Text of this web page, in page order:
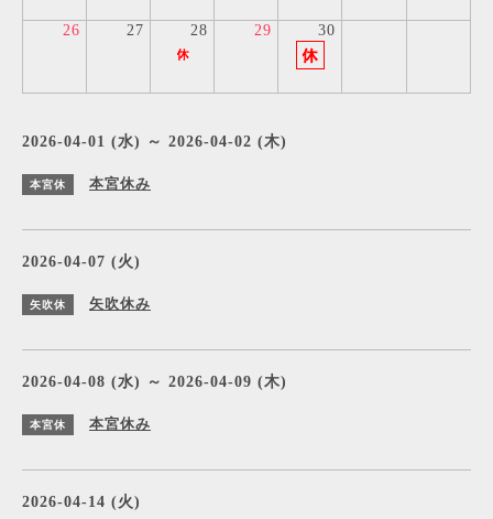
26 27 28 29 30
2026-04-01 (水) ～ 2026-04-02 (木)
本宮休 本宮休み
2026-04-07 (火)
矢吹休 矢吹休み
2026-04-08 (水) ～ 2026-04-09 (木)
本宮休 本宮休み
2026-04-14 (火)